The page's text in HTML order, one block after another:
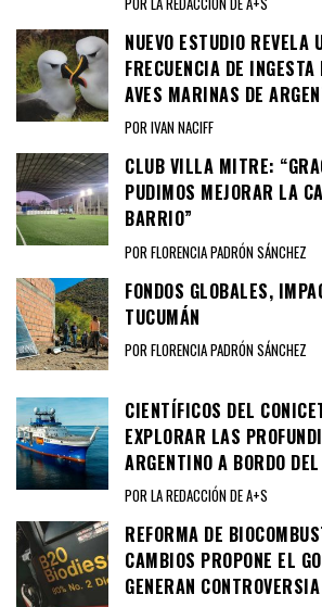
NUEVO ESTUDIO REVELA
FRECUENCIA DE
AVES MARINAS DE
POR IVAN NACIFF
CLUB VILLA MITRE:
PUDIMOS MEJORAR LA
BARRIO”
POR FLORENCIA PADRÓN SÁNCHEZ
FONDOS GLOBALES,
TUCUMÁN
POR FLORENCIA PADRÓN SÁNCHEZ
CIENTÍFICOS DEL
EXPLORAR LAS
ARGENTINO A BORDO
POR LA REDACCIÓN DE A+S
REFORMA DE
CAMBIOS PROPONE EL
GENERAN CONTROVERSIA